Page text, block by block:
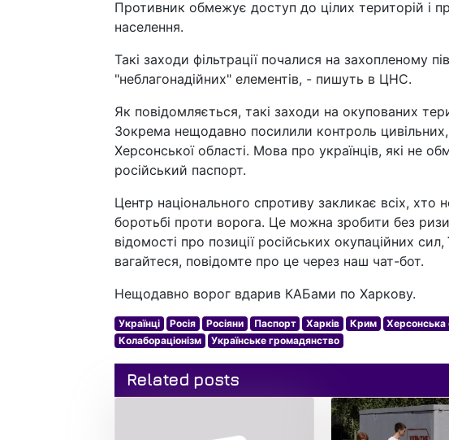
Противник обмежує доступ до цілих територій і
населення.
Такі заходи фільтрації почалися на захопленому
"неблагонадійних" елементів, - пишуть в ЦНС.
Як повідомляється, такі заходи на окупованих
Зокрема нещодавно посилили контроль цивільних,
Херсонської області. Мова про українців, які не
російський паспорт.
Центр національного спротиву закликає всіх,
боротьбі проти ворога. Це можна зробити без
відомості про позиції російських окупаційних
вагайтеся, повідомте про це через наш чат-бот.
Нещодавно ворог вдарив КАБами по Харкову.
Українці Росія Росіяни Паспорт Харків Крим Херсонська
Колабораціонізм
Українське громадянство
Related posts